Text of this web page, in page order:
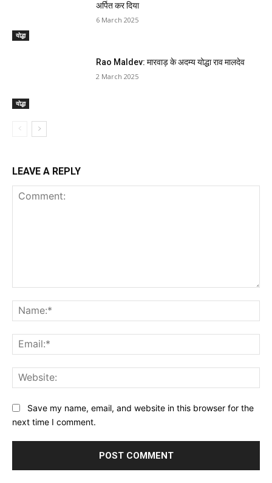
योद्धा
अर्पित कर दिया
6 March 2025
योद्धा
Rao Maldev: मारवाड़ के अदम्य योद्धा राव मालदेव
2 March 2025
LEAVE A REPLY
Save my name, email, and website in this browser for the
next time I comment.